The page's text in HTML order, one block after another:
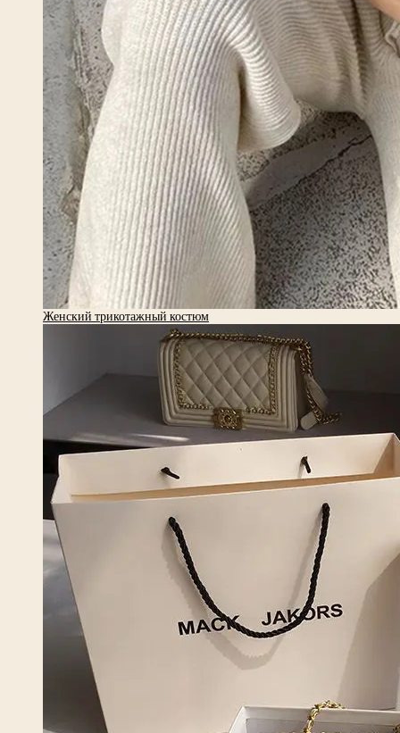
Женский трикотажный костюм